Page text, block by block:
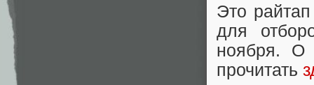
Это
для
ноября. О
прочитать